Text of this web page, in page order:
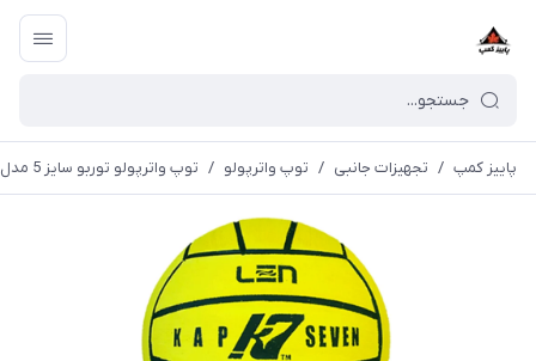
پاییز کمپ / تجهیزات جانبی / توپ واترپولو / توپ واترپولو توربو سایز 5 مدل WATERPOLO BALL KAP7 LEN MEN